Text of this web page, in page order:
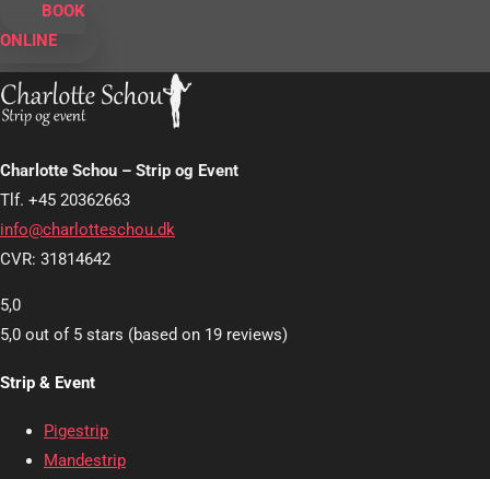
BOOK
ONLINE
Charlotte Schou – Strip og Event
Tlf. +45 20362663
info@charlotteschou.dk
CVR: 31814642
5,0
5,0 out of 5 stars (based on 19 reviews)
Strip & Event
Pigestrip
Mandestrip